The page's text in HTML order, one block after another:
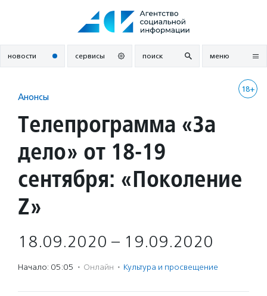
новости сервисы поиск меню
18+
Анонсы
Телепрограмма «За
дело» от 18-19
сентября: «Поколение
Z»
18.09.2020 – 19.09.2020
Начало: 05:05 · Онлайн · Культура и просвещение